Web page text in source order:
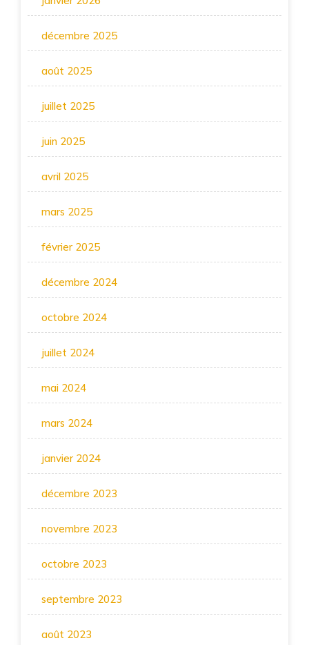
décembre 2025
août 2025
juillet 2025
juin 2025
avril 2025
mars 2025
février 2025
décembre 2024
octobre 2024
juillet 2024
mai 2024
mars 2024
janvier 2024
décembre 2023
novembre 2023
octobre 2023
septembre 2023
août 2023